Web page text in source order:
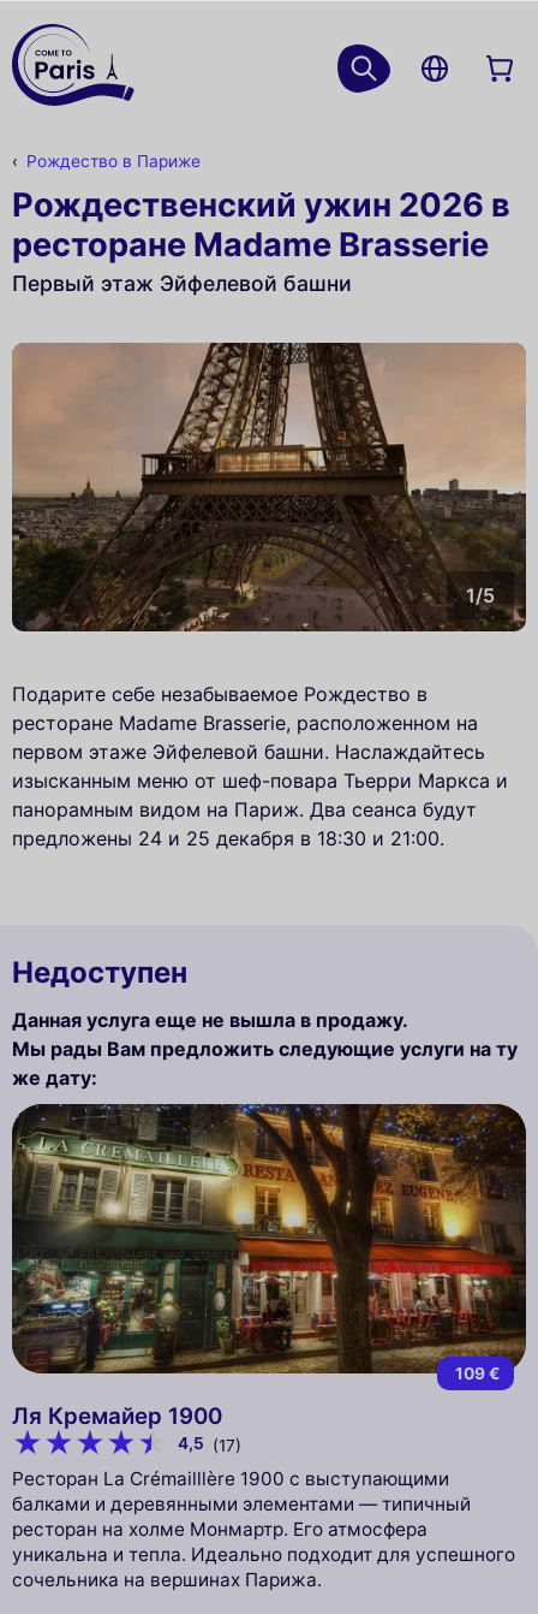
Рождество в Париже
Рождественский ужин 2026 в
ресторане Madame Brasserie
Первый этаж Эйфелевой башни
1/5
Подарите себе незабываемое Рождество в
ресторане Madame Brasserie, расположенном на
первом этаже Эйфелевой башни. Наслаждайтесь
изысканным меню от шеф-повара Тьерри Маркса и
панорамным видом на Париж. Два сеанса будут
предложены 24 и 25 декабря в 18:30 и 21:00.
Недоступен
Данная услуга еще не вышла в продажу.
Мы рады Вам предложить следующие услуги на ту
же дату:
109 €
Ля Кремайер 1900
4,5 (17)
Ресторан La Crémailllère 1900 с выступающими
балками и деревянными элементами — типичный
ресторан на холме Монмартр. Его атмосфера
уникальна и тепла. Идеально подходит для успешного
сочельника на вершинах Парижа.